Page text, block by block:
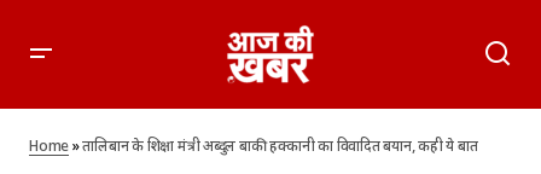
बात
Home»तालिबान के शिक्षा मंत्री अब्दुल बाकी हक्कानी का विवादित बयान, कही ये बात